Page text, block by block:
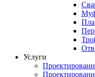
Услуги